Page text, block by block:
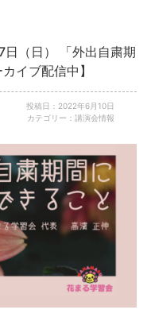
日（日） 「外出自粛期
イブ配信中】
投稿日：2022年6月10日
カテゴリー：講演会情報